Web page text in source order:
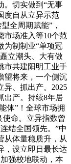
。切实做到“无事
度自从立异示范
全周期赋能”，
市场准入等10个范
为制制业“单项冠
立潮头、大有做
市共建阳明工业手
望将来，一个侧沉
异、抓出产。2025
出产。持续8年居
体”！全球市场拥
使命。立异指数曾
结全国领先。”中
从体量稳质升，从
，设立即日最长达
强校地联动，本